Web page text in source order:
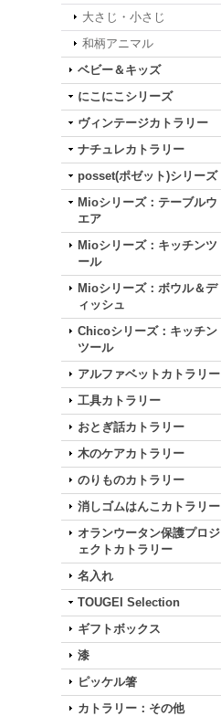
大さじ・小さじ
和柄アニマル
ベビー＆キッズ
にこにこシリーズ
ヴィンテージカトラリー
ナチュレカトラリー
posset(ポゼット)シリーズ
Mioシリーズ：テーブルウ
エア
Mioシリーズ：キッチンツ
ール
Mioシリーズ：ボウル＆デ
ィッシュ
Chicoシリーズ：キッチン
ツール
アルファベットカトラリー
工具カトラリー
おとぎ話カトラリー
木のケアカトラリー
のりものカトラリー
消しゴムはんこカトラリー
オランウータン保護プロジ
ェクトカトラリー
名入れ
TOUGEI Selection
ギフトボックス
漆
ピッケル箸
カトラリー：その他